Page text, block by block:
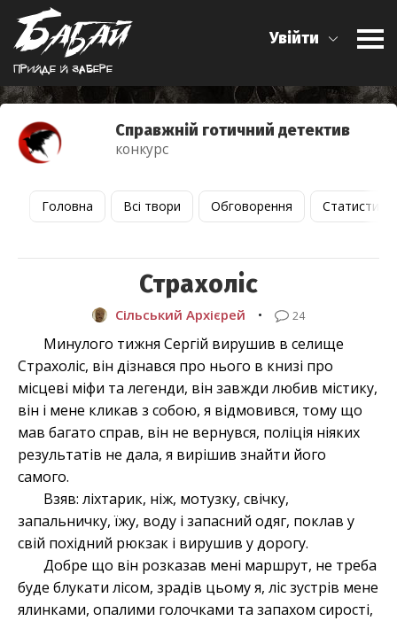
Прийде й забере
Увійти
Справжній готичний детектив
конкурс
Головна Всі твори Обговорення Статистика
Страхоліс
Сільський Архієрей • 24
Минулого тижня Сергій вирушив в селище
Страхоліс, він дізнався про нього в книзі про
місцеві міфи та легенди, він завжди любив містику,
він і мене кликав з собою, я відмовився, тому що
мав багато справ, він не вернувся, поліція ніяких
результатів не дала, я вирішив знайти його
самого.
Взяв: ліхтарик, ніж, мотузку, свічку,
запальничку, їжу, воду і запасний одяг, поклав у
свій похідний рюкзак і вирушив у дорогу.
Добре що він розказав мені маршрут, не треба
буде блукати лісом, зрадів цьому я, ліс зустрів мене
ялинками, опалими голочками та запахом сирості,